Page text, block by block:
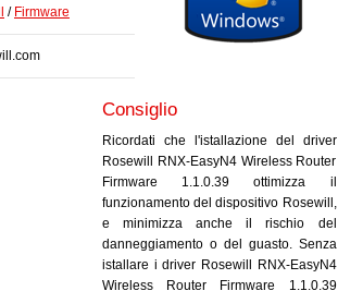
/ Firmware
Consiglio
Ricordati che l'istallazione del driver
Rosewill RNX-EasyN4 Wireless Router
Firmware 1.1.0.39 ottimizza il
funzionamento del dispositivo Rosewill,
e minimizza anche il rischio del
danneggiamento o del guasto. Senza
istallare i driver Rosewill RNX-EasyN4
Wireless Router Firmware 1.1.0.39